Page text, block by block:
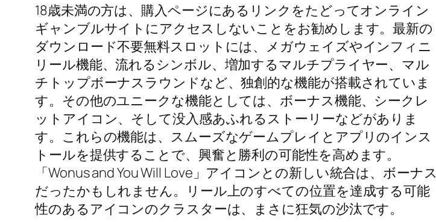
18歳未満の方は、購入ページにあるリンクをたどってオンライン
ギャンブルサイトにアクセスしないことをお勧めします。最新の
ダウンロード不要無料スロットには、メガウェイズやインフィニ
リール機能、流れるシンボル、増加するマルチプライヤー、マル
チトップボーナスラウンドなど、独創的な機能が搭載されていま
す。その他のユニークな機能としては、ボーナス機能、シークレ
ットアイコン、そして没入感あふれるストーリーなどがありま
す。これらの機能は、スムーズなゲームプレイとアプリのインス
トールを提供することで、興奮と勝利の可能性を高めます。
「Wonus and You Will Love」アイコンとの新しい統合は、ボーナス
だったかもしれません。リール上のすべての位置を達成する可能
性のあるアイコンのクラスターは、まさに狂気の沙汰です。